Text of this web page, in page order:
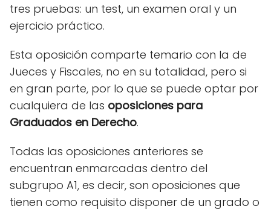
tres pruebas: un test, un examen oral y un
ejercicio práctico.
Esta oposición comparte temario con la de
Jueces y Fiscales, no en su totalidad, pero si
en gran parte, por lo que se puede optar por
cualquiera de las oposiciones para
Graduados en Derecho.
Todas las oposiciones anteriores se
encuentran enmarcadas dentro del
subgrupo A1, es decir, son oposiciones que
tienen como requisito disponer de un grado o